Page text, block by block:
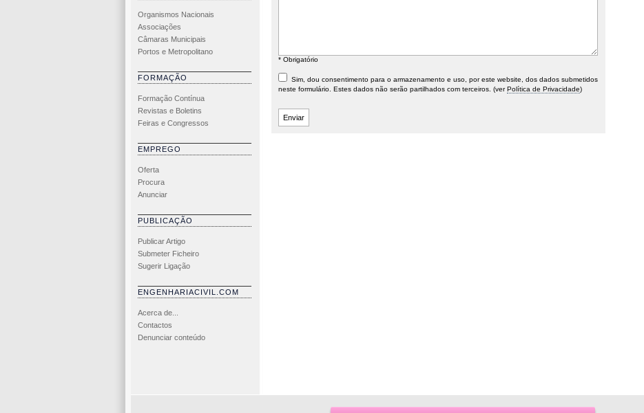
Organismos Nacionais
Associações
Câmaras Municipais
Portos e Metropolitano
FORMAÇÃO
Formação Contínua
Revistas e Boletins
Feiras e Congressos
EMPREGO
Oferta
Procura
Anunciar
PUBLICAÇÃO
Publicar Artigo
Submeter Ficheiro
Sugerir Ligação
ENGENHARIACIVIL.COM
Acerca de...
Contactos
Denunciar conteúdo
* Obrigatório
Sim, dou consentimento para o armazenamento e uso, por este website, dos dados submetidos
neste formulário. Estes dados não serão partilhados com terceiros. (verPolítica de Privacidade)